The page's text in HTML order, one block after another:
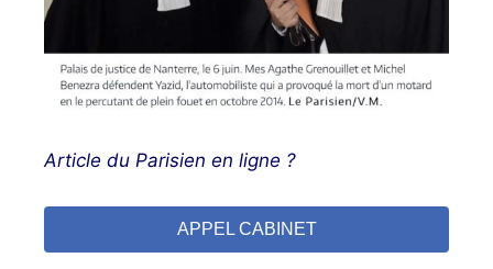
Article du Parisien en ligne ?
APPEL CABINET